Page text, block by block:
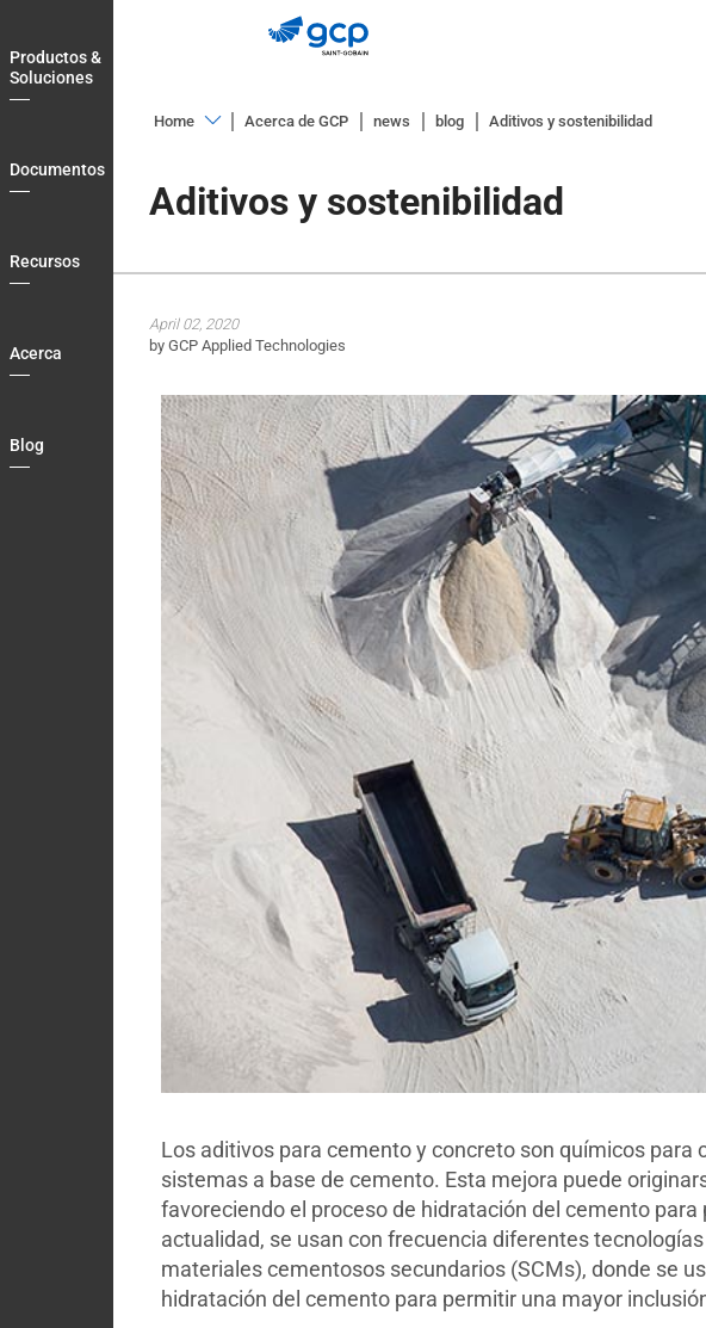
to
main
navigation
Productos &
Soluciones
Documentos
Recursos
Acerca
Blog
Home
&
Soluciones
Acerca
Country
Login
Contact
Contact
My
Briefcase
Acerca de GCP news blog Aditivos y sostenibilidad
Aditivos y sostenibilidad
April 02, 2020
by GCP Applied Technologies
Los aditivos para cemento y concreto son químicos
sistemas a base de cemento. Esta mejora puede
favoreciendo el proceso de hidratación del cemento
actualidad, se usan con frecuencia diferentes
materiales cementosos secundarios (SCMs), donde se
hidratación del cemento para permitir una mayor